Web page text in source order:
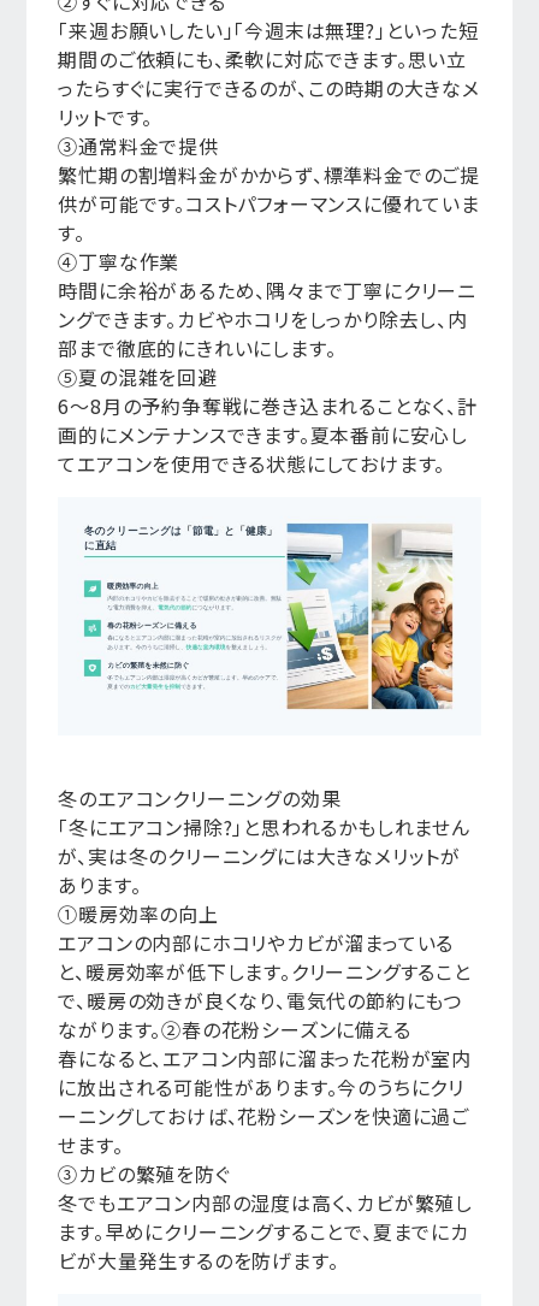
「来週お願いしたい」「今週末は無理?」といった短
期間のご依頼にも、柔軟に対応できます。思い立
ったらすぐに実行できるのが、この時期の大きなメ
リットです。
③通常料金で提供
繁忙期の割増料金がかからず、標準料金でのご提
供が可能です。コストパフォーマンスに優れていま
す。
④丁寧な作業
時間に余裕があるため、隅々まで丁寧にクリーニ
ングできます。カビやホコリをしっかり除去し、内
部まで徹底的にきれいにします。
⑤夏の混雑を回避
6〜8月の予約争奪戦に巻き込まれることなく、計
画的にメンテナンスできます。夏本番前に安心し
てエアコンを使用できる状態にしておけます。
冬のエアコンクリーニングの効果
「冬にエアコン掃除?」と思われるかもしれません
が、実は冬のクリーニングには大きなメリットが
あります。
①暖房効率の向上
エアコンの内部にホコリやカビが溜まっている
と、暖房効率が低下します。クリーニングすること
で、暖房の効きが良くなり、電気代の節約にもつ
ながります。②春の花粉シーズンに備える
春になると、エアコン内部に溜まった花粉が室内
に放出される可能性があります。今のうちにクリ
ーニングしておけば、花粉シーズンを快適に過ご
せます。
③カビの繁殖を防ぐ
冬でもエアコン内部の湿度は高く、カビが繁殖し
ます。早めにクリーニングすることで、夏までにカ
ビが大量発生するのを防げます。